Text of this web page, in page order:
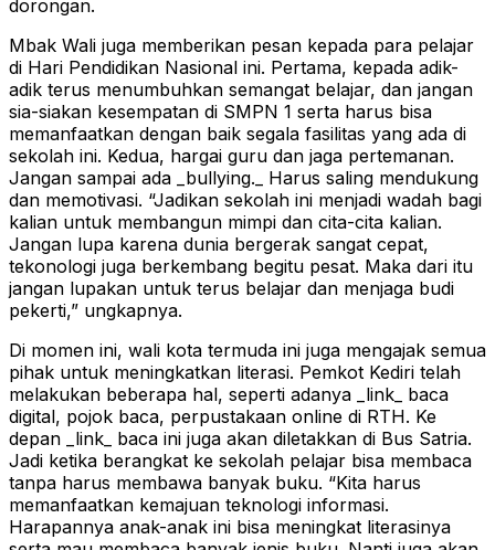
dorongan.
Mbak Wali juga memberikan pesan kepada para pelajar
di Hari Pendidikan Nasional ini. Pertama, kepada adik-
adik terus menumbuhkan semangat belajar, dan jangan
sia-siakan kesempatan di SMPN 1 serta harus bisa
memanfaatkan dengan baik segala fasilitas yang ada di
sekolah ini. Kedua, hargai guru dan jaga pertemanan.
Jangan sampai ada _bullying._ Harus saling mendukung
dan memotivasi. “Jadikan sekolah ini menjadi wadah bagi
kalian untuk membangun mimpi dan cita-cita kalian.
Jangan lupa karena dunia bergerak sangat cepat,
tekonologi juga berkembang begitu pesat. Maka dari itu
jangan lupakan untuk terus belajar dan menjaga budi
pekerti,” ungkapnya.
Di momen ini, wali kota termuda ini juga mengajak semua
pihak untuk meningkatkan literasi. Pemkot Kediri telah
melakukan beberapa hal, seperti adanya _link_ baca
digital, pojok baca, perpustakaan online di RTH. Ke
depan _link_ baca ini juga akan diletakkan di Bus Satria.
Jadi ketika berangkat ke sekolah pelajar bisa membaca
tanpa harus membawa banyak buku. “Kita harus
memanfaatkan kemajuan teknologi informasi.
Harapannya anak-anak ini bisa meningkat literasinya